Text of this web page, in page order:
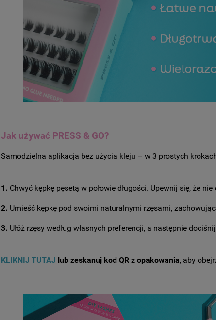
Jak używać PRESS & GO?
Samodzielna aplikacja bez użycia kleju – w 3 prostych
1. Chwyć kępkę pęsetą w połowie długości. Upewnij się, że
2. Umieść kępkę pod swoimi naturalnymi rzęsami,
3. Ułóż rzęsy według własnych preferencji, a następnie
KLIKNIJ TUTAJ lub zeskanuj kod QR z opakowania, aby